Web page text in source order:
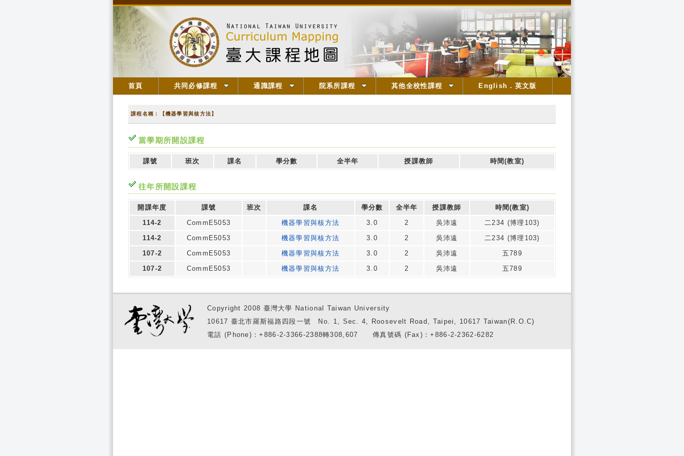
首頁 共同必修課程 通識課程 院系所課程 其他全校性課程 English．英文版
課程名稱：【機器學習與核方法】
當學期所開設課程
課號 班次 課名 學分數 全半年 授課教師 時間(教室)
往年所開設課程
開課年度 課號 班次 課名 學分數 全半年 授課教師
時間(教室)
114-2
CommE5053 機器學習與核方法 3.0 2 吳沛遠
二234 (博理103)
114-2
CommE5053 機器學習與核方法 3.0 2 吳沛遠
二234 (博理103)
107-2
CommE5053 機器學習與核方法 3.0 2 吳沛遠
五789
107-2
CommE5053 機器學習與核方法 3.0 2 吳沛遠 五789
Copyright 2008 臺灣大學 National Taiwan University
10617 臺北市羅斯福路四段一號 No. 1, Sec. 4, Roosevelt Road, Taipei, 10617 Taiwan(R.O.C)
電話 (Phone)：+886-2-3366-2388轉308,607 傳真號碼 (Fax)：+886-2-2362-6282